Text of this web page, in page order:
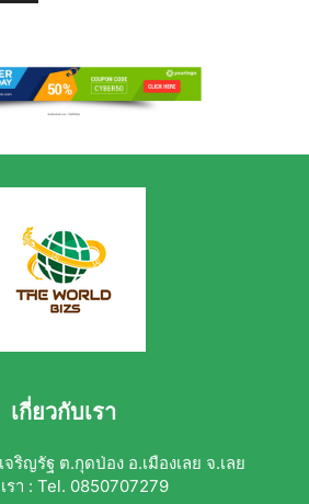
เกี่ยวกับเรา
ริญรัฐ ต.กุดป่อง อ.เมืองเลย จ.เลย
รา : Tel. 0850707279